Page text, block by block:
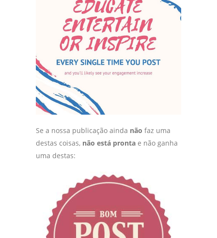
Se a nossa publicação ainda não faz uma
destas coisas, não está pronta e não ganha
uma destas: